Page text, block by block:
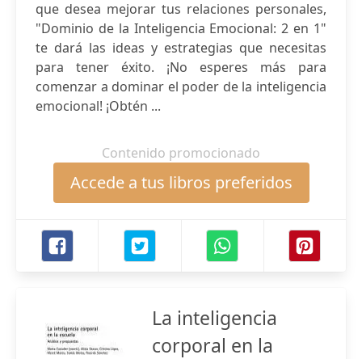
que desea mejorar tus relaciones personales,
"Dominio de la Inteligencia Emocional: 2 en 1"
te dará las ideas y estrategias que necesitas
para tener éxito. ¡No esperes más para
comenzar a dominar el poder de la inteligencia
emocional! ¡Obtén ...
Contenido promocionado
Accede a tus libros preferidos
La inteligencia
corporal en la